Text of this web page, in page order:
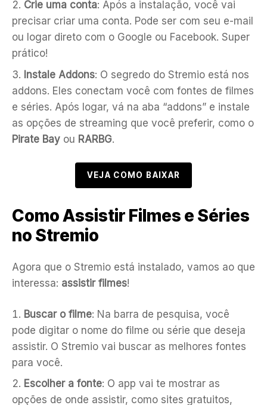
Crie uma conta: Após a instalação, você vai
precisar criar uma conta. Pode ser com seu e-mail
ou logar direto com o Google ou Facebook. Super
prático!
Instale Addons: O segredo do Stremio está nos
addons. Eles conectam você com fontes de filmes
e séries. Após logar, vá na aba “addons” e instale
as opções de streaming que você preferir, como o
Pirate Bay ou RARBG.
VEJA COMO BAIXAR
Como Assistir Filmes e Séries
no Stremio
Agora que o Stremio está instalado, vamos ao que
interessa: assistir filmes!
Buscar o filme: Na barra de pesquisa, você
pode digitar o nome do filme ou série que deseja
assistir. O Stremio vai buscar as melhores fontes
para você.
Escolher a fonte: O app vai te mostrar as
opções de onde assistir, como sites gratuitos,